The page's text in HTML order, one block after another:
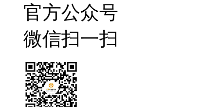
官方公众号
微信扫一扫